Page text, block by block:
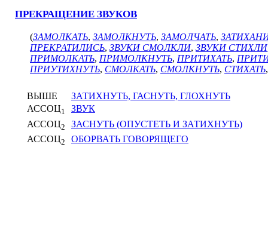
ПРЕКРАЩЕНИЕ ЗВУКОВ
(ЗАМОЛКАТЬ, ЗАМОЛКНУТЬ, ЗАМОЛЧАТЬ,
ПРЕКРАТИЛИСЬ, ЗВУКИ СМОЛКЛИ, ЗВУКИ СТИХЛИ
ПРИМОЛКАТЬ, ПРИМОЛКНУТЬ, ПРИТИХАТЬ,
ПРИУТИХНУТЬ, СМОЛКАТЬ, СМОЛКНУТЬ, СТИХАТЬ
ВЫШЕ
ЗАТИХНУТЬ, ГАСНУТЬ, ГЛОХНУТЬ
АССОЦ1
ЗВУК
АССОЦ2
ЗАСНУТЬ (ОПУСТЕТЬ И ЗАТИХНУТЬ)
АССОЦ2 ОБОРВАТЬ ГОВОРЯЩЕГО